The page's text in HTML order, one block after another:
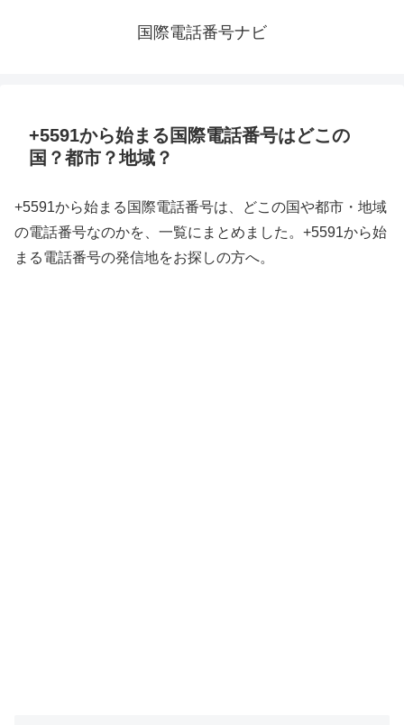
国際電話番号ナビ
+5591から始まる国際電話番号はどこの
国？都市？地域？
+5591から始まる国際電話番号は、どこの国や都市・地域
の電話番号なのかを、一覧にまとめました。+5591から始
まる電話番号の発信地をお探しの方へ。